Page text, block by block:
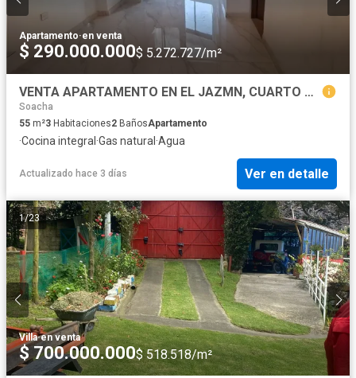
Apartamento·en venta
$ 290.000.000$ 5.272.727/m²
VENTA APARTAMENTO EN EL JAZMN, CUARTO PISO, 63 M2. ESTRENAR
Soacha
55 m²3 Habitaciones2 BañosApartamento
·Cocina integral ·Gas natural ·Agua
Actualizado hace 3 días Ver en detalle
1/23
Villa·en venta
$ 700.000.000$ 518.518/m²